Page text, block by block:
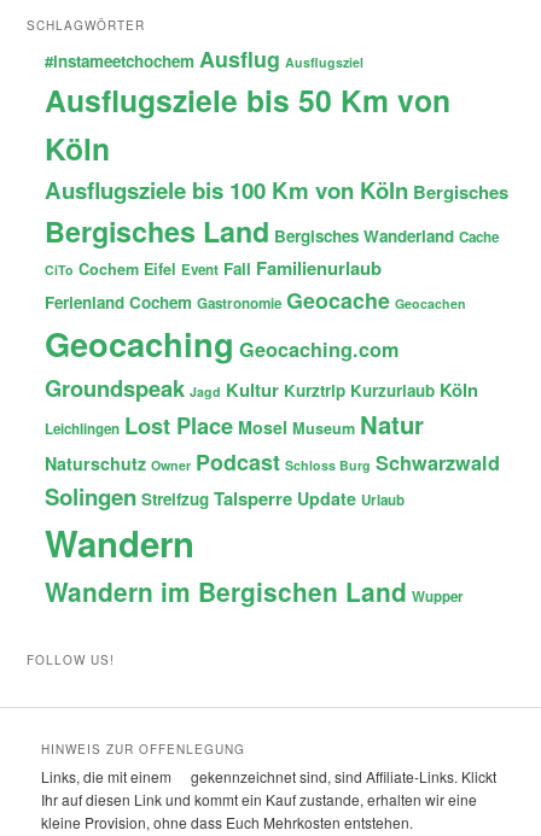
SCHLAGWÖRTER
#instameetchochem Ausflug Ausflugsziel
Ausflugsziele bis 50 Km von
Köln
Ausflugsziele bis 100 Km von Köln Bergisches
Bergisches Land Bergisches Wanderland Cache
CiTo Cochem Eifel Event Fail Familienurlaub
Ferienland Cochem Gastronomie Geocache Geocachen
Geocaching Geocaching.com
Groundspeak Jagd Kultur Kurztrip Kurzurlaub Köln
Leichlingen Lost Place Mosel Museum Natur
Naturschutz Owner Podcast Schloss Burg Schwarzwald
Solingen Streifzug Talsperre Update Urlaub
Wandern
Wandern im Bergischen Land Wupper
FOLLOW US!
HINWEIS ZUR OFFENLEGUNG
Links, die mit einem
gekennzeichnet sind, sind Affiliate-Links. Klickt
Ihr auf diesen Link und kommt ein Kauf zustande, erhalten wir eine
kleine Provision, ohne dass Euch Mehrkosten entstehen.